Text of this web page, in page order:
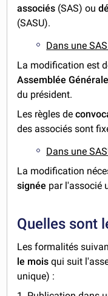
associés (SAS) ou
(SASU).
Dans une
La modification est
Assemblée
du président.
Les règles de
des associés sont
Dans une
La modification
signée par l'associé
Quelles sont
Les formalités
le mois qui suit
unique) :